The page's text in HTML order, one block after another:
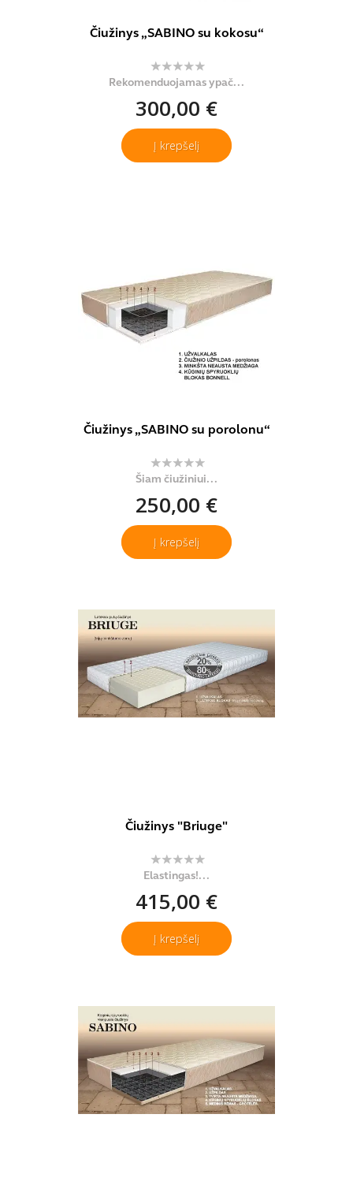
Čiužinys „SABINO su kokosu“
Rekomenduojamas ypač...
300,00 €
Į krepšelį
Čiužinys „SABINO su porolonu“
Šiam čiužiniui...
250,00 €
Į krepšelį
Čiužinys "Briuge"
Elastingas!...
415,00 €
Į krepšelį